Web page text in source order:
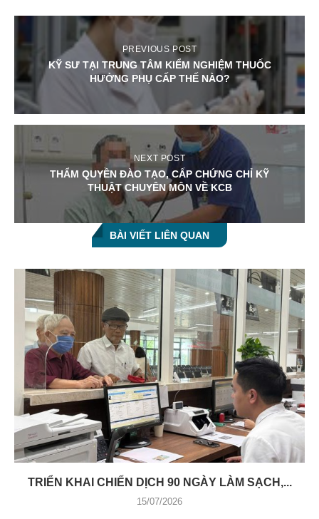
PREVIOUS POST
KỸ SƯ TẠI TRUNG TÂM KIỂM NGHIỆM THUỐC
HƯỞNG PHỤ CẤP THẾ NÀO?
NEXT POST
THẨM QUYỀN ĐÀO TẠO, CẤP CHỨNG CHỈ KỸ
THUẬT CHUYÊN MÔN VỀ KCB
BÀI VIẾT LIÊN QUAN
TRIỂN KHAI CHIẾN DỊCH 90 NGÀY LÀM SẠCH,...
15/07/2026